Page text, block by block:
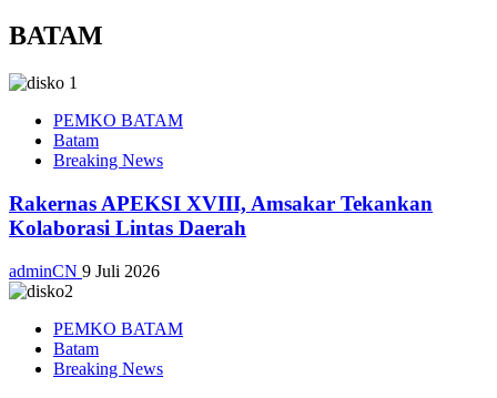
BATAM
PEMKO BATAM
Batam
Breaking News
Rakernas APEKSI XVIII, Amsakar Tekankan
Kolaborasi Lintas Daerah
adminCN 9 Juli 2026
PEMKO BATAM
Batam
Breaking News